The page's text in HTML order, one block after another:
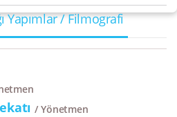
Yapımlar / Filmografi
Yönetmen